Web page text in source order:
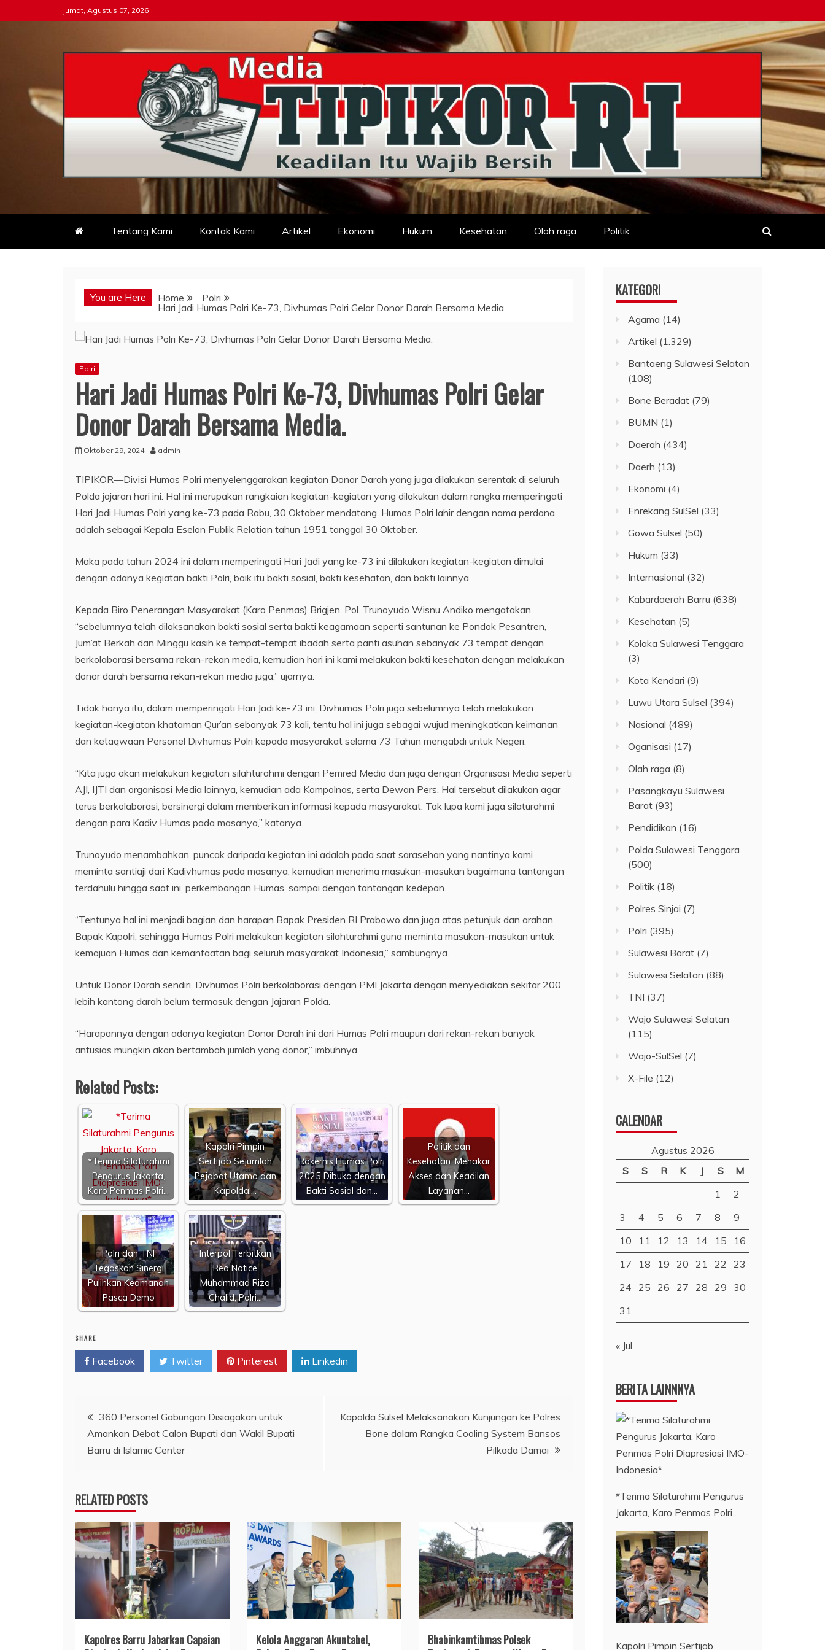
to
Jumat, Agustus 07, 2026
Tipikor-ri-online.my.id
Keadilan Itu Wajib Bersih
Tentang Kami Kontak Kami Artikel Ekonomi Hukum Kesehatan Olah raga Politik
You are Here Home
Polri
Hari Jadi Humas Polri Ke-73, Divhumas Polri Gelar Donor Darah Bersama Media.
Polri
Hari Jadi Humas Polri Ke-73, Divhumas Polri Gelar
Donor Darah Bersama Media.
Oktober 29, 2024 admin
TIPIKOR—Divisi Humas Polri menyelenggarakan kegiatan Donor Darah yang juga dilakukan serentak di seluruh
Polda jajaran hari ini. Hal ini merupakan rangkaian kegiatan-kegiatan yang dilakukan dalam rangka memperingati
Hari Jadi Humas Polri yang ke-73 pada Rabu, 30 Oktober mendatang. Humas Polri lahir dengan nama perdana
adalah sebagai Kepala Eselon Publik Relation tahun 1951 tanggal 30 Oktober.
Maka pada tahun 2024 ini dalam memperingati Hari Jadi yang ke-73 ini dilakukan kegiatan-kegiatan dimulai
dengan adanya kegiatan bakti Polri, baik itu bakti sosial, bakti kesehatan, dan bakti lainnya.
Kepada Biro Penerangan Masyarakat (Karo Penmas) Brigjen. Pol. Trunoyudo Wisnu Andiko mengatakan,
“sebelumnya telah dilaksanakan bakti sosial serta bakti keagamaan seperti santunan ke Pondok Pesantren,
Jum’at Berkah dan Minggu kasih ke tempat-tempat ibadah serta panti asuhan sebanyak 73 tempat dengan
berkolaborasi bersama rekan-rekan media, kemudian hari ini kami melakukan bakti kesehatan dengan melakukan
donor darah bersama rekan-rekan media juga,” ujarnya.
Tidak hanya itu, dalam memperingati Hari Jadi ke-73 ini, Divhumas Polri juga sebelumnya telah melakukan
kegiatan-kegiatan khataman Qur’an sebanyak 73 kali, tentu hal ini juga sebagai wujud meningkatkan keimanan
dan ketaqwaan Personel Divhumas Polri kepada masyarakat selama 73 Tahun mengabdi untuk Negeri.
“Kita juga akan melakukan kegiatan silahturahmi dengan Pemred Media dan juga dengan Organisasi Media seperti
AJI, IJTI dan organisasi Media lainnya, kemudian ada Kompolnas, serta Dewan Pers. Hal tersebut dilakukan agar
terus berkolaborasi, bersinergi dalam memberikan informasi kepada masyarakat. Tak lupa kami juga silaturahmi
dengan para Kadiv Humas pada masanya,” katanya.
Trunoyudo menambahkan, puncak daripada kegiatan ini adalah pada saat sarasehan yang nantinya kami
meminta santiaji dari Kadivhumas pada masanya, kemudian menerima masukan-masukan bagaimana tantangan
terdahulu hingga saat ini, perkembangan Humas, sampai dengan tantangan kedepan.
“Tentunya hal ini menjadi bagian dan harapan Bapak Presiden RI Prabowo dan juga atas petunjuk dan arahan
Bapak Kapolri, sehingga Humas Polri melakukan kegiatan silahturahmi guna meminta masukan-masukan untuk
kemajuan Humas dan kemanfaatan bagi seluruh masyarakat Indonesia,” sambungnya.
Untuk Donor Darah sendiri, Divhumas Polri berkolaborasi dengan PMI Jakarta dengan menyediakan sekitar 200
lebih kantong darah belum termasuk dengan Jajaran Polda.
“Harapannya dengan adanya kegiatan Donor Darah ini dari Humas Polri maupun dari rekan-rekan banyak
antusias mungkin akan bertambah jumlah yang donor,” imbuhnya.
Related Posts:
*Terima Silaturahmi
Pengurus Jakarta,
Karo Penmas Polri…
Kapolri Pimpin
Sertijab Sejumlah
Pejabat Utama dan
Kapolda,…
Rakernis Humas Polri
2025 Dibuka dengan
Bakti Sosial dan…
Politik dan
Kesehatan: Menakar
Akses dan Keadilan
Layanan…
Polri dan TNI
Tegaskan Sinergi
Pulihkan Keamanan
Pasca Demo
Interpol Terbitkan
Red Notice
Muhammad Riza
Chalid, Polri…
SHARE
Facebook Twitter Pinterest Linkedin
Navigasi
pos
360 Personel Gabungan Disiagakan untuk
Amankan Debat Calon Bupati dan Wakil Bupati
Barru di Islamic Center
Kapolda Sulsel Melaksanakan Kunjungan ke Polres
Bone dalam Rangka Cooling System Bansos
Pilkada Damai
RELATED POSTS
​Kapolres Barru Jabarkan Capaian
​Kelola Anggaran Akuntabel,
Bhabinkamtibmas Polsek
KATEGORI
Agama (14)
Artikel (1.329)
Bantaeng Sulawesi Selatan
(108)
Bone Beradat (79)
BUMN (1)
Daerah (434)
Daerh (13)
Ekonomi (4)
Enrekang SulSel (33)
Gowa Sulsel (50)
Hukum (33)
Internasional (32)
Kabardaerah Barru (638)
Kesehatan (5)
Kolaka Sulawesi Tenggara
(3)
Kota Kendari (9)
Luwu Utara Sulsel (394)
Nasional (489)
Oganisasi (17)
Olah raga (8)
Pasangkayu Sulawesi
Barat (93)
Pendidikan (16)
Polda Sulawesi Tenggara
(500)
Politik (18)
Polres Sinjai (7)
Polri (395)
Sulawesi Barat (7)
Sulawesi Selatan (88)
TNI (37)
Wajo Sulawesi Selatan
(115)
Wajo-SulSel (7)
X-File (12)
CALENDAR
Agustus 2026
S
S R K J S
M
1
2
3
4 5 6 7 8
9
10
11 12 13 14 15
16
17
18 19 20 21 22
23
24
25 26 27 28 29
30
31
« Jul
BERITA LAINNNYA
*Terima Silaturahmi Pengurus
Jakarta, Karo Penmas Polri…
Kapolri Pimpin Sertijab